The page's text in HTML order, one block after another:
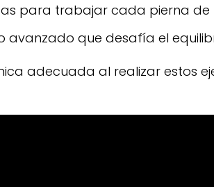
para trabajar cada pierna de
avanzado que desafía el
adecuada al realizar estos